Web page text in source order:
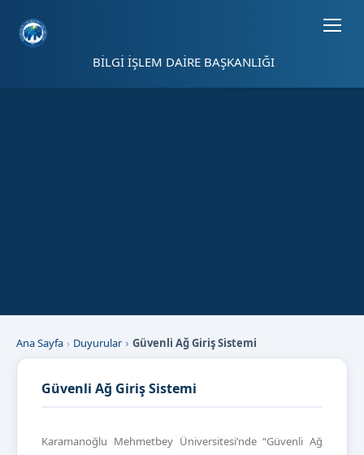
BİLGİ İŞLEM DAİRE BAŞKANLIĞI
Ana Sayfa Duyurular Güvenli Ağ Giriş Sistemi
Güvenli Ağ Giriş Sistemi
Karamanoğlu Mehmetbey Üniversitesi’nde “Güvenli Ağ